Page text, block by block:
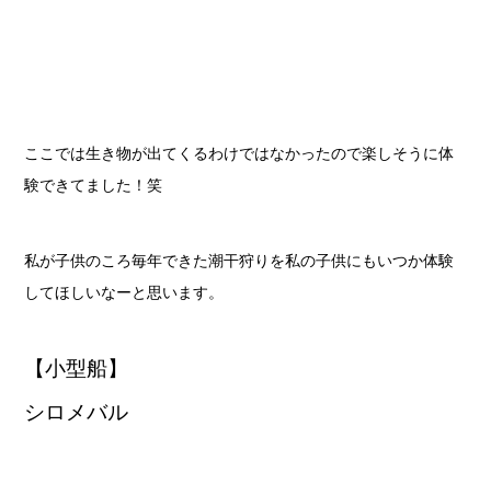
ここでは生き物が出てくるわけではなかったので楽しそうに体
験できてました！笑
私が子供のころ毎年できた潮干狩りを私の子供にもいつか体験
してほしいなーと思います。
【小型船】
シロメバル